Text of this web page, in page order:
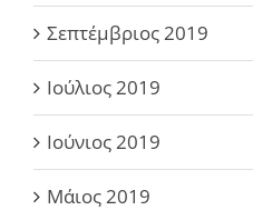
Σεπτέμβριος 2019
Ιούλιος 2019
Ιούνιος 2019
Μάιος 2019